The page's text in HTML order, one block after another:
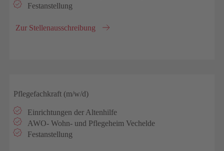
Festanstellung
Zur Stellenausschreibung
Pflegefachkraft (m/w/d)
Einrichtungen der Altenhilfe
AWO- Wohn- und Pflegeheim Vechelde
Festanstellung